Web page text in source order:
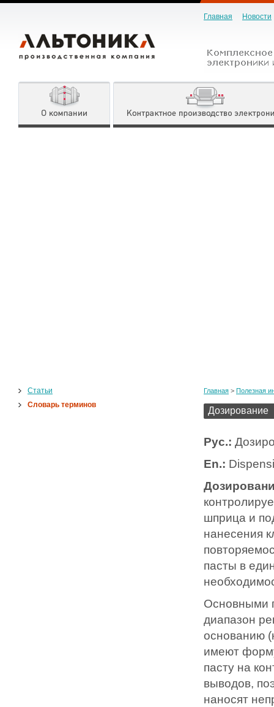
Главная Новости
Статьи
Словарь терминов
Главная > Полезная
Дозирование
Рус.:
En.:
шприца и
нанесения
пасты в
Основными
диапазон
основанию
имеют
пасту на
выводов,
наносят